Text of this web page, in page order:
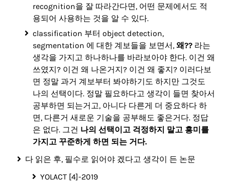
recognition을 잘 따라간다면, 어떤 문제에서도 적
용되어 사용하는 것을 알 수 있다.
classification 부터 object detection,
segmentation 에 대한 계보들을 보면서, 왜?? 라는
생각을 가지고 하나하나를 바라보아야 한다. 이건 왜
쓰였지? 이건 왜 나온거지? 이건 왜 좋지? 이러다보
면 정말 과거 계보부터 봐야하기도 하지만 그것도
나의 선택이다. 정말 필요하다고 생각이 들면 찾아서
공부하면 되는거고, 아니다 다른게 더 중요하다 하
면, 다른거 새로운 기술을 공부해도 좋은거다. 정답
은 없다. 그건 나의 선택이고 걱정하지 말고 흥미를
가지고 꾸준하게 하면 되는 거다.
다 읽은 후, 필수로 읽어야 겠다고 생각이 든 논문
YOLACT [4]-2019